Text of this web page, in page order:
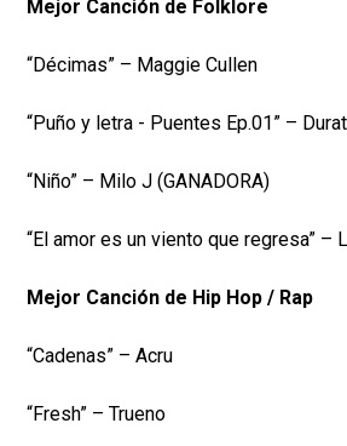
Mejor Canción de Folklore
“Décimas” – Maggie Cullen
“Puño y letra - Puentes Ep.01” –
“Niño” – Milo J (GANADORA)
“El amor es un viento que regresa” –
Mejor Canción de Hip Hop / Rap
“Cadenas” – Acru
“Fresh” – Trueno